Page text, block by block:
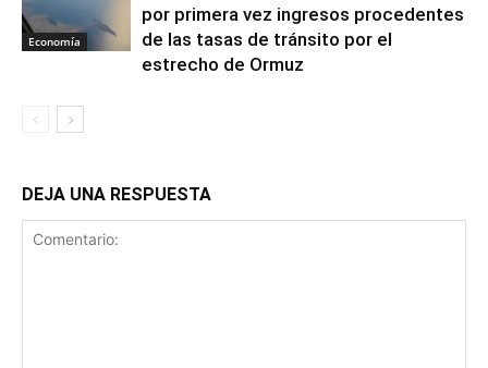
Economía
por primera vez ingresos procedentes
de las tasas de tránsito por el
estrecho de Ormuz
DEJA UNA RESPUESTA